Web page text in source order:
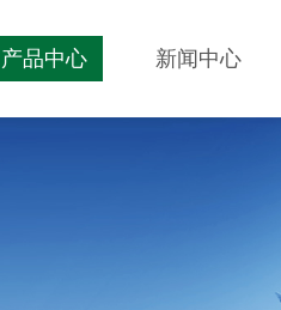
产品中心 新闻中心